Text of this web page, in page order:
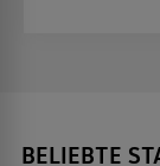
BELIEBTE